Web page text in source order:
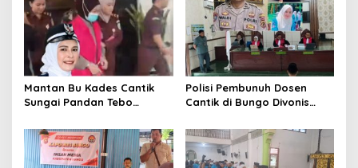
Mantan Bu Kades Cantik
Sungai Pandan Tebo
Milyar
Polisi Pembunuh Dosen
Cantik di Bungo Divonis